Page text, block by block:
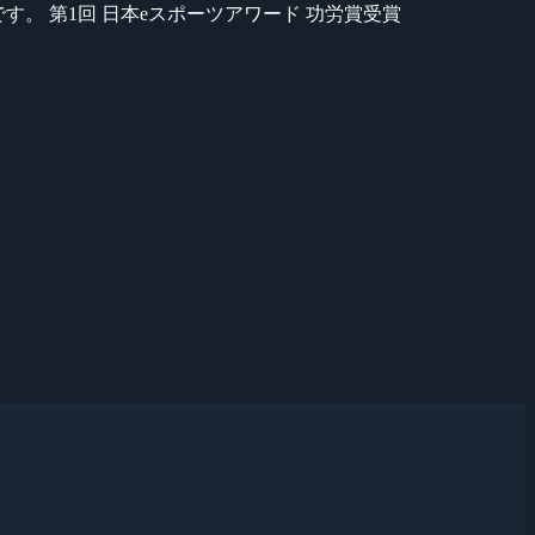
。 第1回 日本eスポーツアワード 功労賞受賞